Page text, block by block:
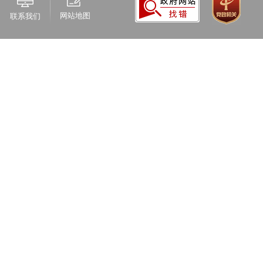
联系我们 网站地图